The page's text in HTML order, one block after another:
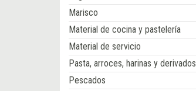
Marisco
Material de cocina y pastelería
Material de servicio
Pasta, arroces, harinas y derivados
Pescados